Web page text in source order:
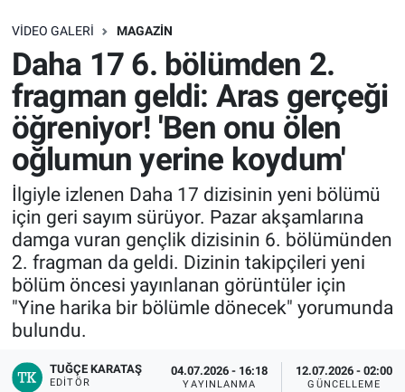
VIDEO GALERI MAGAZIN
Daha 17 6. bölümden 2.
fragman geldi: Aras gerçeği
öğreniyor! 'Ben onu ölen
oğlumun yerine koydum'
İlgiyle izlenen Daha 17 dizisinin yeni bölümü
için geri sayım sürüyor. Pazar akşamlarına
damga vuran gençlik dizisinin 6. bölümünden
2. fragman da geldi. Dizinin takipçileri yeni
bölüm öncesi yayınlanan görüntüler için
"Yine harika bir bölümle dönecek" yorumunda
bulundu.
TUĞÇE KARATAŞ
EDITÖR
04.07.2026 - 16:18
YAYINLANMA
12.07.2026 - 02:00
GÜNCELLEME
SAĞLIK
EKONOMİ
EĞİTİM
ÖZEL HABER
Keşfet
ASTROLOJİ
MANŞET